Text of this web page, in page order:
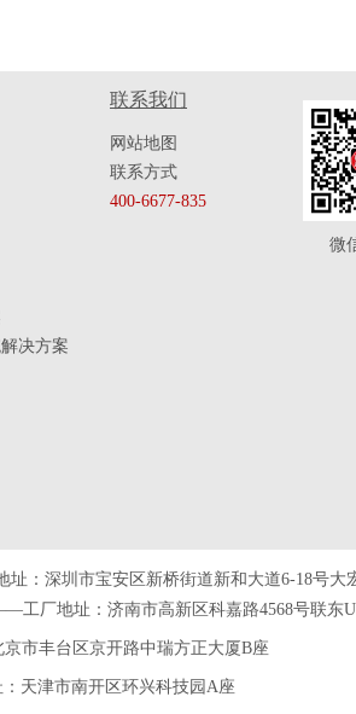
决方案
联系我们
网站地图
联系方式
400-6677-835
微
：深圳市宝安区新桥街道新和大道6-18号大
工厂地址：济南市高新区科嘉路4568号联东
市丰台区京开路中瑞方正大厦B座
：天津市南开区环兴科技园A座